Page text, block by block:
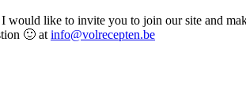
I would like to invite you to join our site and
🙂 at info@volrecepten.be